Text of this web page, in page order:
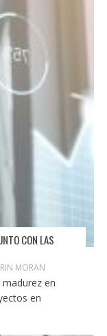
CON LAS
MORAN
en
en